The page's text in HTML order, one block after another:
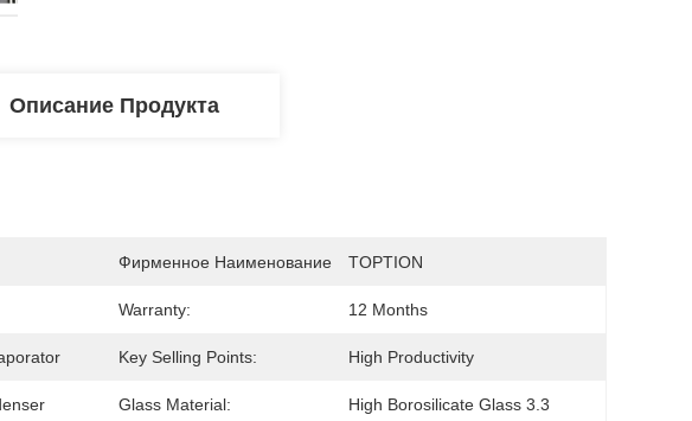
Описание Продукта
Фирменное Наименование TOPTION
Warranty: 12 Months
Key Selling Points: High Productivity
Glass Material: High Borosilicate Glass 3.3